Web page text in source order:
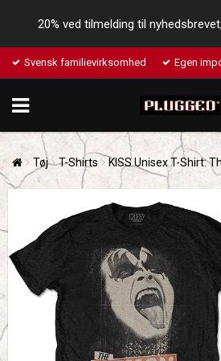
20% ved tilmelding til
Svensk familievirksomhed Egen
Tøj T-Shirts KISS Unisex T-Shirt: